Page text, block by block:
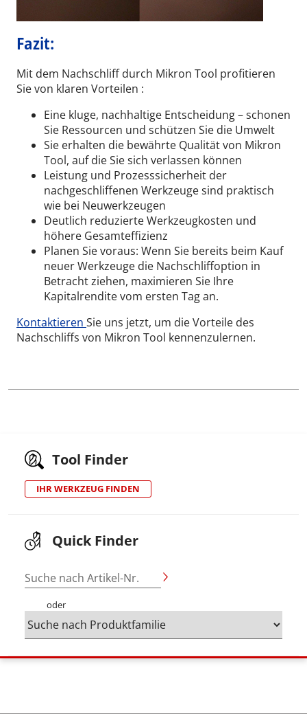
Fazit:
Mit dem Nachschliff durch Mikron Tool profitieren
Sie von klaren Vorteilen :
Eine kluge, nachhaltige Entscheidung – schonen
Sie Ressourcen und schützen Sie die Umwelt
Sie erhalten die bewährte Qualität von Mikron
Tool, auf die Sie sich verlassen können
Leistung und Prozesssicherheit der
nachgeschliffenen Werkzeuge sind praktisch
wie bei Neuwerkzeugen
Deutlich reduzierte Werkzeugkosten und
höhere Gesamteffizienz
Planen Sie voraus: Wenn Sie bereits beim Kauf
neuer Werkzeuge die Nachschliffoption in
Betracht ziehen, maximieren Sie Ihre
Kapitalrendite vom ersten Tag an.
Kontaktieren Sie uns jetzt, um die Vorteile des
Nachschliffs von Mikron Tool kennenzulernen.
Tool Finder
IHR WERKZEUG FINDEN
Quick Finder
Suche nach Artikel-Nr.
oder